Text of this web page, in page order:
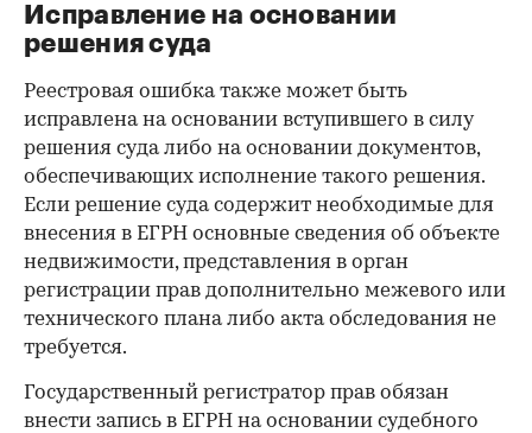
Исправление на основании
решения суда
Реестровая ошибка также может быть
исправлена на основании вступившего в силу
решения суда либо на основании документов,
обеспечивающих исполнение такого решения.
Если решение суда содержит необходимые для
внесения в ЕГРН основные сведения об объекте
недвижимости, представления в орган
регистрации прав дополнительно межевого или
технического плана либо акта обследования не
требуется.
Государственный регистратор прав обязан
внести запись в ЕГРН на основании судебного